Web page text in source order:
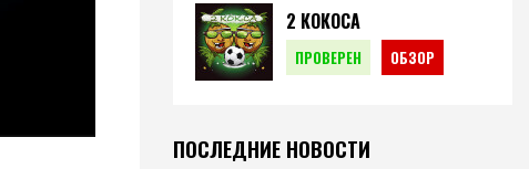
2 КОКОСА
ПРОВЕРЕН ОБЗОР
ПОСЛЕДНИЕ НОВОСТИ